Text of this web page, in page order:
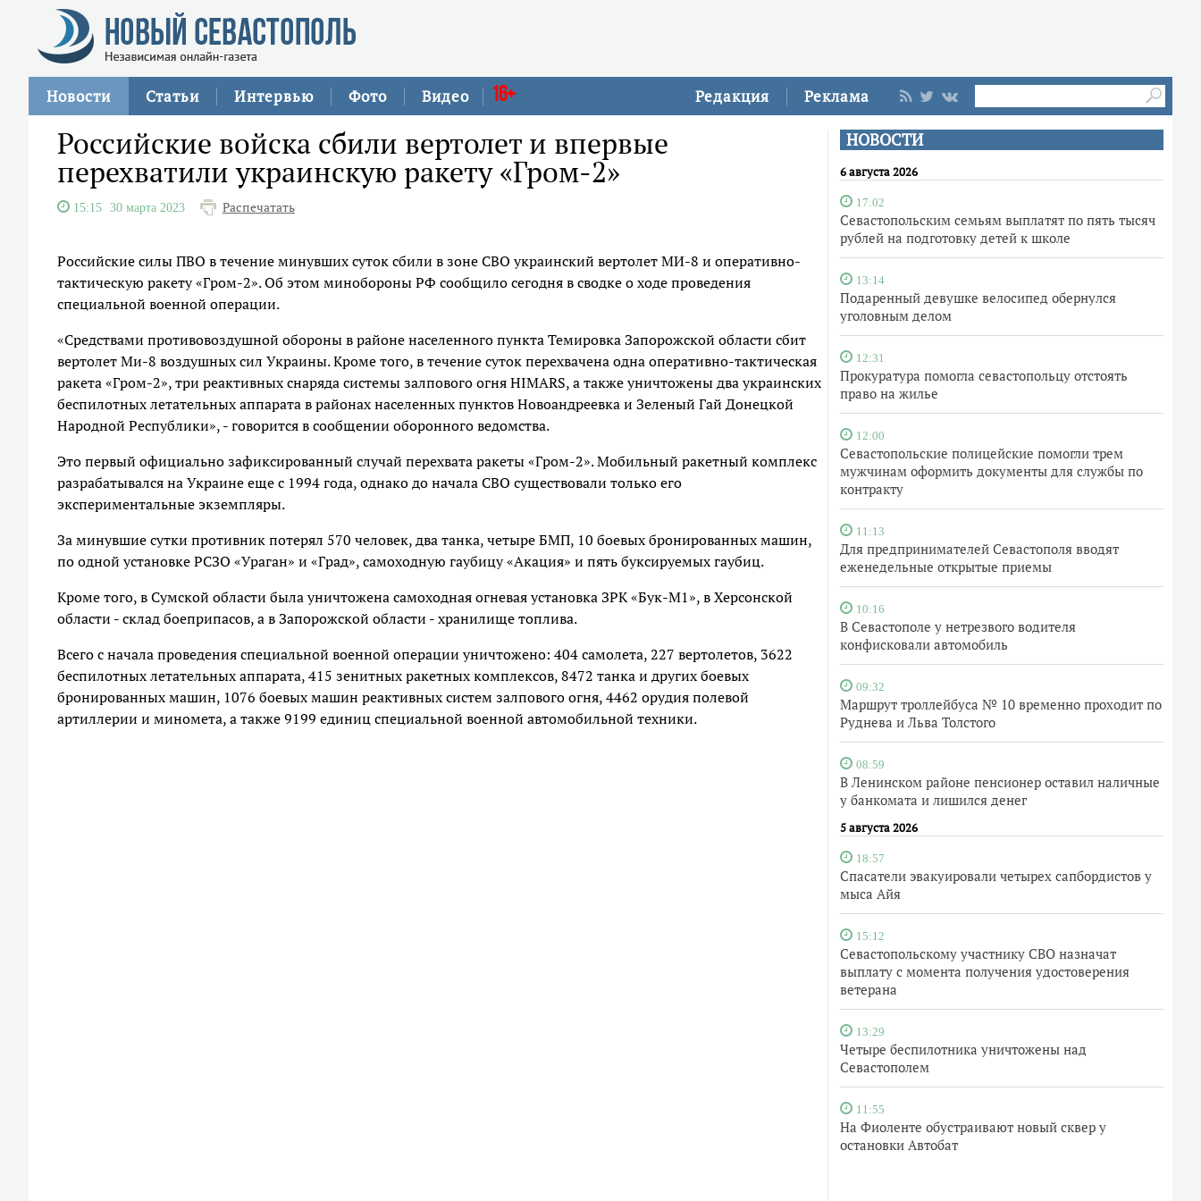
Редакция Реклама
Новости Статьи Интервью Фото Видео 16+
НОВОСТИ
6 августа 2026
17:02
Севастопольским семьям выплатят по пять тысяч
рублей на подготовку детей к школе
13:14
Подаренный девушке велосипед обернулся
уголовным делом
12:31
Прокуратура помогла севастопольцу отстоять
право на жилье
12:00
Севастопольские полицейские помогли трем
мужчинам оформить документы для службы по
контракту
11:13
Для предпринимателей Севастополя вводят
еженедельные открытые приемы
10:16
В Севастополе у нетрезвого водителя
конфисковали автомобиль
09:32
Маршрут троллейбуса № 10 временно проходит по
Руднева и Льва Толстого
08:59
В Ленинском районе пенсионер оставил наличные
у банкомата и лишился денег
5 августа 2026
18:57
Спасатели эвакуировали четырех сапбордистов у
мыса Айя
15:12
Севастопольскому участнику СВО назначат
выплату с момента получения удостоверения
ветерана
13:29
Четыре беспилотника уничтожены над
Севастополем
11:55
На Фиоленте обустраивают новый сквер у
остановки Автобат
Российские войска сбили вертолет и впервые
перехватили украинскую ракету «Гром-2»
15:15 30 марта 2023 Распечатать
Российские силы ПВО в течение минувших суток сбили в зоне СВО украинский вертолет МИ-8 и оперативно-
тактическую ракету «Гром-2». Об этом минобороны РФ сообщило сегодня в сводке о ходе проведения
специальной военной операции.
«Средствами противовоздушной обороны в районе населенного пункта Темировка Запорожской области сбит
вертолет Ми-8 воздушных сил Украины. Кроме того, в течение суток перехвачена одна оперативно-тактическая
ракета «Гром-2», три реактивных снаряда системы залпового огня HIMARS, а также уничтожены два украинских
беспилотных летательных аппарата в районах населенных пунктов Новоандреевка и Зеленый Гай Донецкой
Народной Республики», - говорится в сообщении оборонного ведомства.
Это первый официально зафиксированный случай перехвата ракеты «Гром-2». Мобильный ракетный комплекс
разрабатывался на Украине еще с 1994 года, однако до начала СВО существовали только его
экспериментальные экземпляры.
За минувшие сутки противник потерял 570 человек, два танка, четыре БМП, 10 боевых бронированных машин,
по одной установке РСЗО «Ураган» и «Град», самоходную гаубицу «Акация» и пять буксируемых гаубиц.
Кроме того, в Сумской области была уничтожена самоходная огневая установка ЗРК «Бук-М1», в Херсонской
области - склад боеприпасов, а в Запорожской области - хранилище топлива.
Всего с начала проведения специальной военной операции уничтожено: 404 самолета, 227 вертолетов, 3622
беспилотных летательных аппарата, 415 зенитных ракетных комплексов, 8472 танка и других боевых
бронированных машин, 1076 боевых машин реактивных систем залпового огня, 4462 орудия полевой
артиллерии и миномета, а также 9199 единиц специальной военной автомобильной техники.